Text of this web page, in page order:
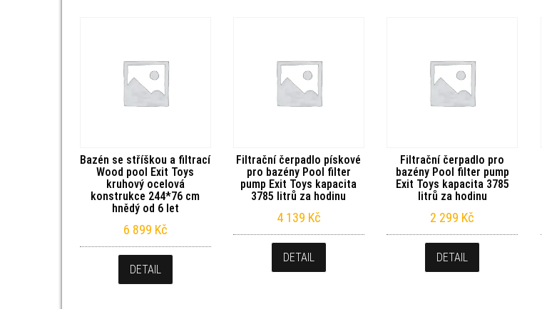
Bazén se stříškou a filtrací
Wood pool Exit Toys
kruhový ocelová
konstrukce 244*76 cm
hnědý od 6 let
6 899 Kč
DETAIL
Filtrační čerpadlo pískové
pro bazény Pool filter
pump Exit Toys kapacita
3785 litrů za hodinu
4 139 Kč
DETAIL
Filtrační čerpadlo pro
bazény Pool filter pump
Exit Toys kapacita 3785
litrů za hodinu
2 299 Kč
DETAIL